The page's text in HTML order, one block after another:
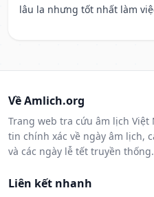
lâu la nhưng tốt nhất làm
Về Amlich.org
Trang web tra cứu âm lịch
tin chính xác về ngày âm lịch,
và các ngày lễ tết truyền thống.
Liên kết nhanh